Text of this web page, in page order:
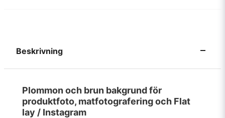
Beskrivning
Plommon och brun bakgrund för
produktfoto, matfotografering och Flat
lay / Instagram